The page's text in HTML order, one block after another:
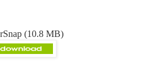
(10.8 MB)